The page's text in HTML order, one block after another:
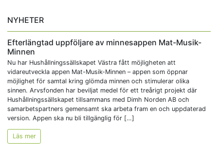
NYHETER
Efterlängtad uppföljare av minnesappen Mat-Musik-
Minnen
Nu har Hushållningssällskapet Västra fått möjligheten att
vidareutveckla appen Mat-Musik-Minnen – appen som öppnar
möjlighet för samtal kring glömda minnen och stimulerar olika
sinnen. Arvsfonden har beviljat medel för ett treårigt projekt där
Hushållningssällskapet tillsammans med Dimh Norden AB och
samarbetspartners gemensamt ska arbeta fram en och uppdaterad
version. Appen ska nu bli tillgänglig för […]
Läs mer